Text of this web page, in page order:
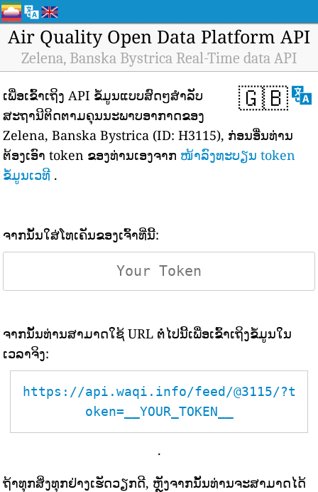
Air Quality Open Data Platform API
Zelena, Banska Bystrica Real-Time data API
🇬🇧
ເພື່ອເຂົ້າເຖິງ API ຂໍ້ມູນແບບສົດໆສຳລັບ
ສະຖານີຕິດຕາມຄຸນນະພາບອາກາດຂອງ
Zelena, Banska Bystrica (ID: H3115), ກ່ອນອື່ນທ່ານ
ຕ້ອງເອົາ token ຂອງທ່ານເອງຈາກ ໜ້າລົງທະບຽນ token
ຂໍ້ມູນເວທີ .
ຈາກນັ້ນໃສ່ໂທເຄັນຂອງເຈົ້າທີ່ນີ້:
ຈາກນັ້ນທ່ານສາມາດໃຊ້ URL ຕໍ່ໄປນີ້ເພື່ອເຂົ້າເຖິງຂໍ້ມູນໃນ
ເວລາຈິງ:
https://api.waqi.info/feed/@3115/?t
oken=__YOUR_TOKEN__
.
ຖ້າທຸກສິ່ງທຸກຢ່າງເຮັດວຽກດີ, ຫຼັງຈາກນັ້ນທ່ານຈະສາມາດໄດ້